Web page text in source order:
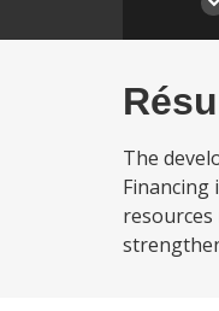
The
Financing
resources